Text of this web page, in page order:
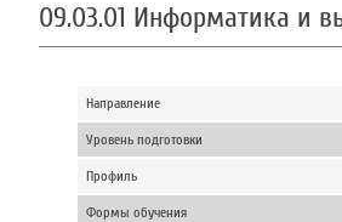
09.03.01 Информатика и
Направление
Уровень подготовки
Профиль
Формы обучения